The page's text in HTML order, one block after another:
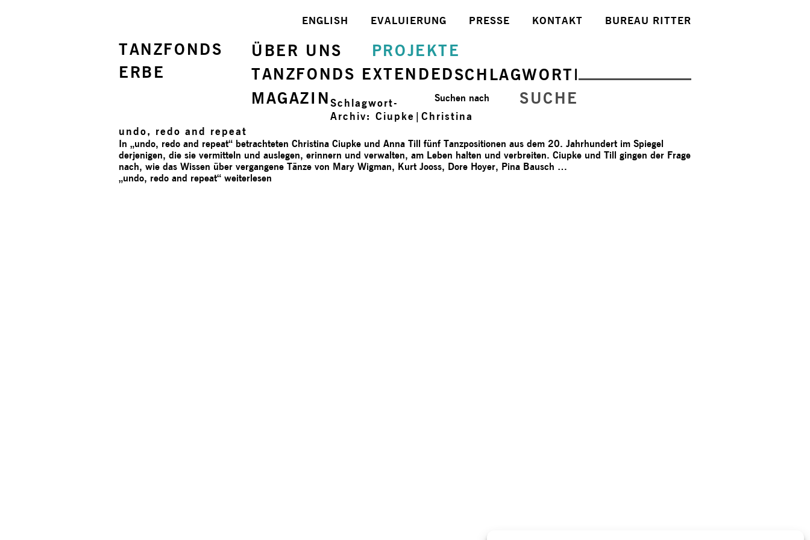
TANZFONDS
ERBE
BUREAU RITTER
KONTAKT
PRESSE
EVALUIERUNG
ENGLISH
ÜBER UNS
PROJEKTE
TANZFONDS EXTENDEDSCHLAGWORTE
MAGAZIN
SUCHE
Suchen nach
Schlagwort-
Archiv:Ciupke|Christina
undo, redo and repeat
In „undo, redo and repeat“ betrachteten Christina Ciupke und Anna Till fünf Tanzpositionen aus dem 20. Jahrhundert im Spiegel
derjenigen, die sie vermitteln und auslegen, erinnern und verwalten, am Leben halten und verbreiten. Ciupke und Till gingen der Frage
nach, wie das Wissen über vergangene Tänze von Mary Wigman, Kurt Jooss, Dore Hoyer, Pina Bausch …
„undo, redo and repeat“ weiterlesen